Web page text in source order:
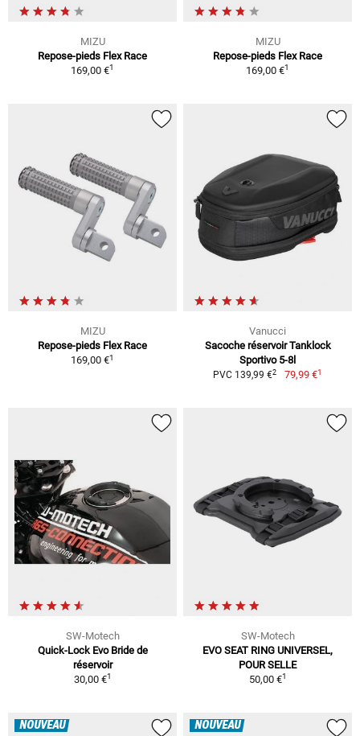
MIZU
Repose-pieds Flex Race
169,00 €1
MIZU
Repose-pieds Flex Race
169,00 €1
MIZU
Repose-pieds Flex Race
169,00 €1
Vanucci
Sacoche réservoir Tanklock
Sportivo 5-8l
PVC 139,99 €2 79,99 €1
SW-Motech
Quick-Lock Evo Bride de
réservoir
30,00 €1
SW-Motech
EVO SEAT RING UNIVERSEL,
POUR SELLE
50,00 €1
NOUVEAU NOUVEAU